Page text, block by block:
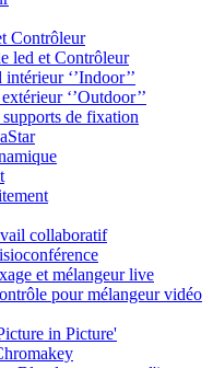
Contrôleur
led et Contrôleur
‘’Indoor’’
‘’Outdoor’’
de fixation
collaboratif
et mélangeur live
pour mélangeur vidéo
in Picture'